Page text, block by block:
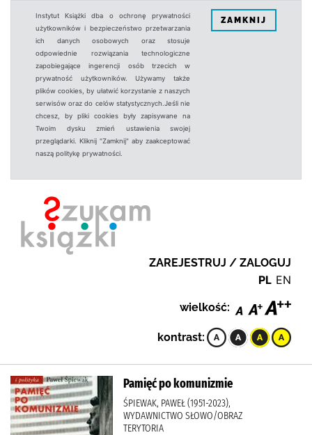
Instytut Książki dba o ochronę prywatności
użytkowników i bezpieczeństwo przetwarzania
ich danych osobowych oraz stosuje
odpowiednie rozwiązania technologiczne
zapobiegające ingerencji osób trzecich w
prywatność użytkowników. Używamy także
plików cookies, by ułatwić korzystanie z naszych
serwisów oraz do celów statystycznych.Jeśli nie
chcesz, by pliki cookies były zapisywane na
Twoim dysku zmień ustawienia swojej
przeglądarki. Kliknij "Zamknij" aby zaakceptować
naszą politykę prywatności.
ZAMKNIJ
ZAREJESTRUJ / ZALOGUJ
PL EN
wielkość:
kontrast:
Pamięć po komunizmie
ŚPIEWAK, PAWEŁ (1951-2023),
WYDAWNICTWO SŁOWO/OBRAZ
TERYTORIA